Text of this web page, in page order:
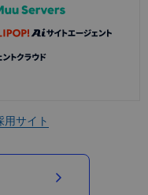
用サイト